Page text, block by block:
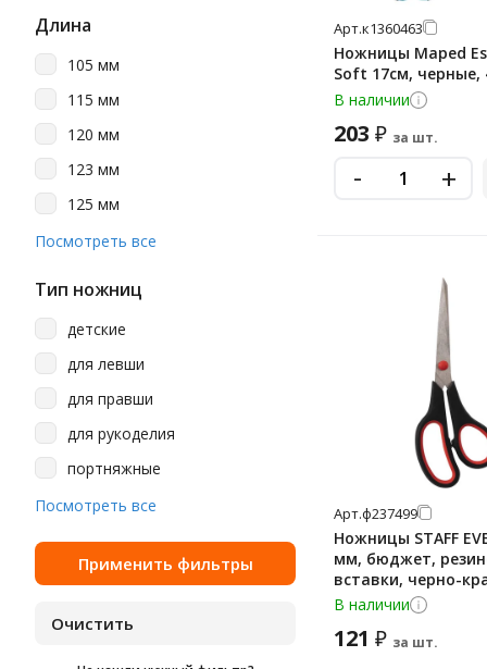
Silwerhof
Staff
Выбор Есть
Крамет
Мульти-Пульти
Остров Сокровищ
№1 School
металлик
оранжевый
прозрачный
розовый
салатовый
серебристый
серо-черные
сиреневый
фуксия
Длина
105 мм
115 мм
120 мм
123 мм
125 мм
127 мм
137 мм
138 мм
140 мм
150 мм
155 мм
160 мм
169 мм
170 мм
Посмотреть все
Тип ножниц
детские
для левши
для правши
для рукоделия
портняжные
профессиональные
универсальные
Посмотреть все
Арт.к1360463
Ножницы Maped
Soft 17см, черные,
В наличии
203 ₽ за шт.
- +
Арт.ф237499
Ножницы STAFF
мм, бюджет,
вставки, черно-
чехол, 237499
В наличии
121 ₽ за шт.